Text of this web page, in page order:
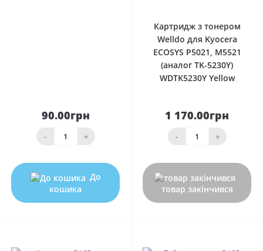
90.00грн
- +
До
кошика
Картридж з тонером
Welldo для Kyocera
ECOSYS P5021, M5521
(аналог TK-5230Y)
WDTK5230Y Yellow
1 170.00грн
- +
товар закінчився